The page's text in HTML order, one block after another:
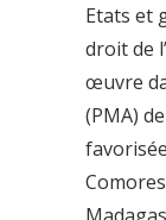
Etats et
droit de
œuvre
(PMA)